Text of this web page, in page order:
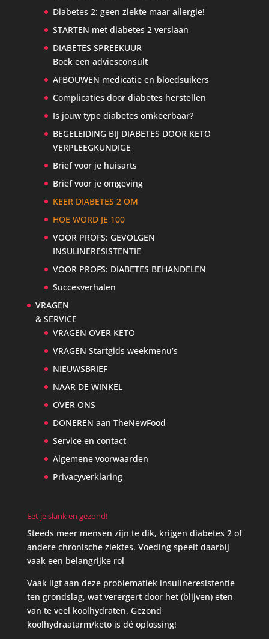
Diabetes 2: geen ziekte maar allergie!
STARTEN met diabetes 2 verslaan
DIABETES SPREEKUUR
Boek een adviesconsult
AFBOUWEN medicatie en bloedsuikers
Complicaties door diabetes herstellen
Is jouw type diabetes omkeerbaar?
BEGELEIDING BIJ DIABETES DOOR KETO
VERPLEEGKUNDIGE
Brief voor je huisarts
Brief voor je omgeving
KEER DIABETES 2 OM
HOE WORD JE 100
VOOR PROFS: GEVOLGEN
INSULINERESISTENTIE
VOOR PROFS: DIABETES BEHANDELEN
Succesverhalen
VRAGEN
& SERVICE
VRAGEN OVER KETO
VRAGEN Startgids weekmenu’s
NIEUWSBRIEF
NAAR DE WINKEL
OVER ONS
DONEREN aan TheNewFood
Service en contact
Algemene voorwaarden
Privacyverklaring
Eet je slank en gezond!
Steeds meer mensen zijn te dik, krijgen diabetes 2 of
andere chronische ziektes. Voeding speelt daarbij
vaak een belangrijke rol
Vaak ligt aan deze problematiek insulineresistentie
ten grondslag, wat verergert door het (blijven) eten
van te veel koolhydraten. Gezond
koolhydraatarm/keto is dé oplossing!